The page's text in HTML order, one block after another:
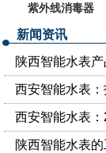
紫外线消毒器
新闻资讯
陕西智能水表
西安智能水表
西安智能水表
陕西智能水表